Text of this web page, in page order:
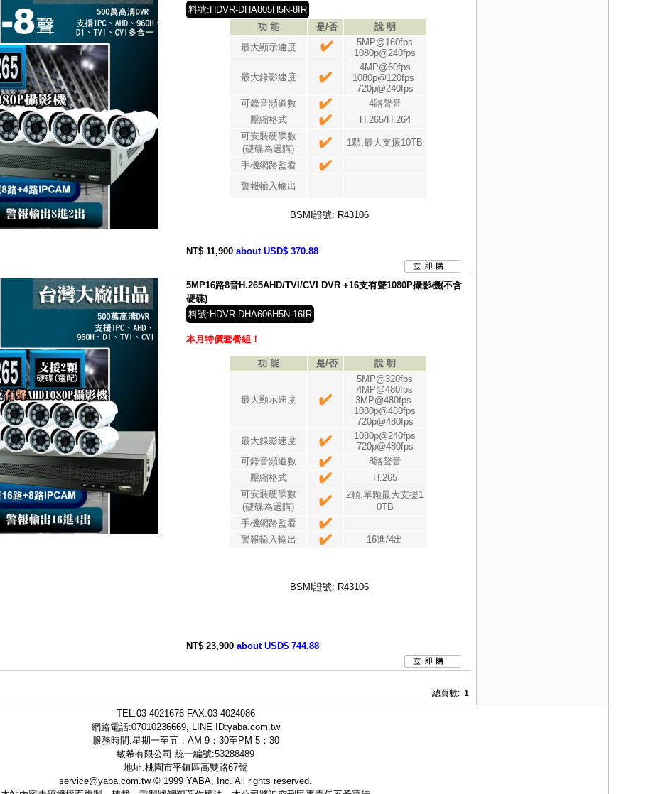
料號:HDVR-DHA805H5N-8IR
功 能
是/否
說 明
最大顯示速度
5MP@160fps
1080p@240fps
最大錄影速度
4MP@60fps
1080p@120fps
720p@240fps
可錄音頻道數
4路聲音
壓縮格式
H.265/H.264
可安裝硬碟數
(硬碟為選購)
1顆,最大支援10TB
手機網路監看
警報輸入輸出
BSMI證號: R43106
NT$ 11,900 about USD$ 370.88
5MP16路8音H.265AHD/TVI/CVI DVR +16支有聲1080P攝影機(不含
硬碟)
料號:HDVR-DHA606H5N-16IR
本月特價套餐組！
功 能 是/否 說 明
最大顯示速度
5MP@320fps
4MP@480fps
3MP@480fps
1080p@480fps
720p@480fps
最大錄影速度
1080p@240fps
720p@480fps
可錄音頻道數
8路聲音
壓縮格式
H.265
可安裝硬碟數
(硬碟為選購)
2顆,單顆最大支援1
0TB
手機網路監看
警報輸入輸出
16進/4出
BSMI證號: R43106
NT$ 23,900 about USD$ 744.88
總頁數: 1
TEL:03-4021676FAX:03-4024086
網路電話:07010236669, LINE ID:yaba.com.tw
服務時間:星期一至五，AM 9：30至PM 5：30
敏希有限公司 統一編號:53288489
地址:桃園市平鎮區高雙路67號
service@yaba.com.tw© 1999 YABA, Inc. All rights reserved.